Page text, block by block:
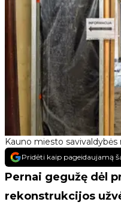
Kauno miesto
Pridėti kaip pageidaujamą
Pernai gegužę dėl
rekonstrukcijos